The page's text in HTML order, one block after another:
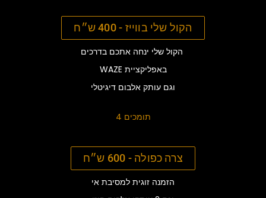
הקול שלי בווייז - 400 ש״ח
WAZE באפליקציית
וגם עותק אלבום דיגיטלי
תומכים 4
צרה כפולה - 600 ש״ח
הזמנה זוגית למסיבת אי